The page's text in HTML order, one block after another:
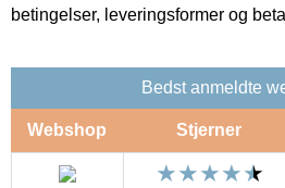
betingelser, leveringsformer og
Bedst anmeldte
Webshop Stjerner